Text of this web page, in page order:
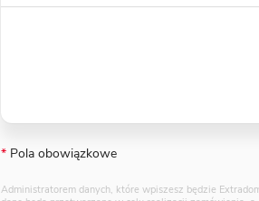
* Pola obowiązkowe
Administratorem danych, które wpiszesz będzie